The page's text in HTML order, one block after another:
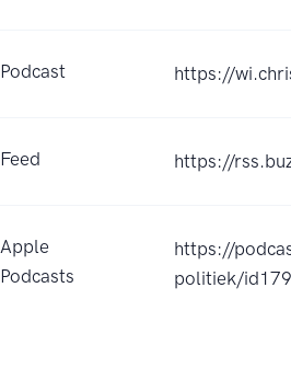
Podcast https://
Feed https://
Apple
Podcasts
https://
politiek/